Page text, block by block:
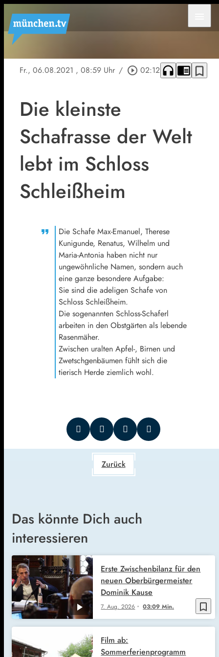
Fr., 06.08.2021 , 08:59 Uhr / play_circle_outline 02:12 headphones chrome_reader_mode bookmark_border
Die kleinste
Schafrasse der Welt
lebt im Schloss
Schleißheim
Die Schafe Max-Emanuel, Therese
Kunigunde, Renatus, Wilhelm und
Maria-Antonia haben nicht nur
ungewöhnliche Namen, sondern auch
eine ganze besondere Aufgabe:
Sie sind die adeligen Schafe von
Schloss Schleißheim.
Die sogenannten Schloss-Schaferl
arbeiten in den Obstgärten als lebende
Rasenmäher.
Zwischen uralten Apfel-, Birnen und
Zwetschgenbäumen fühlt sich die
tierisch Herde ziemlich wohl.
Zurück
Das könnte Dich auch
interessieren
bookmark_border
7. Aug. 2026 03:09 Min.
Erste Zwischenbilanz für den
neuen Oberbürgermeister
Dominik Kause
Film ab:
Sommerferienprogramm